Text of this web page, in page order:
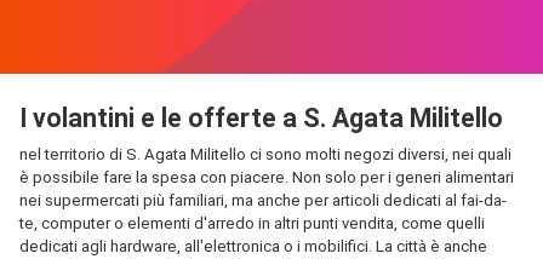
I volantini e le offerte a S. Agata Militello
nel territorio di S. Agata Militello ci sono molti negozi diversi, nei quali
è possibile fare la spesa con piacere. Non solo per i generi alimentari
nei supermercati più familiari, ma anche per articoli dedicati al fai-da-
te, computer o elementi d'arredo in altri punti vendita, come quelli
dedicati agli hardware, all'elettronica o i mobilifici. La città è anche